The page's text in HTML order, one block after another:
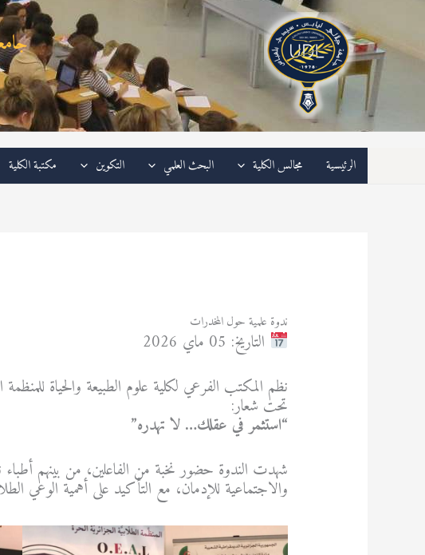
المحتوى
الرئيسية مجالس الكلية البحث العلمي التكوين مكتبة الكلية
ندوة علمية حول المخدرات
التاريخ: 05 ماي 2026
نظم المكتب الفرعي لكلية علوم الطبيعة والحياة
تحت شعار:
“استثمر في عقلك… لا تهدره”
شهدت الندوة حضور نخبة من الفاعلين، من بينهم
والاجتماعية للإدمان، مع التأكيد على أهمية الوعي